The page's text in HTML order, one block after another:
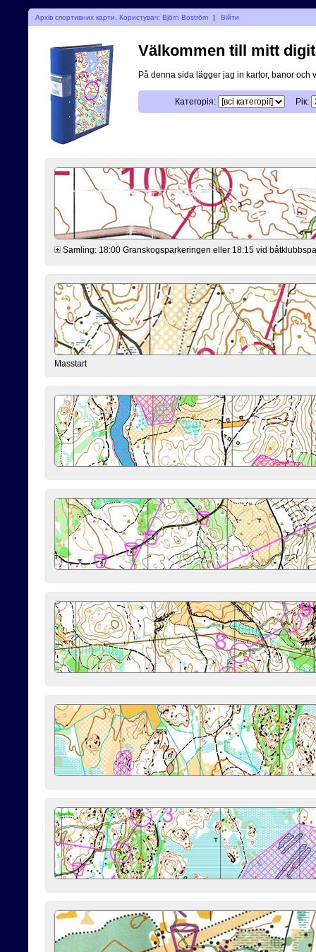
Архів спортивних карти. Користувач: Björn Boström | Війти
Välkommen till mitt
På denna sida lägger jag in kartor, banor och
Категорія: Рік:
Samling: 18:00 Granskogsparkeringen eller 18:15 vid
Masstart